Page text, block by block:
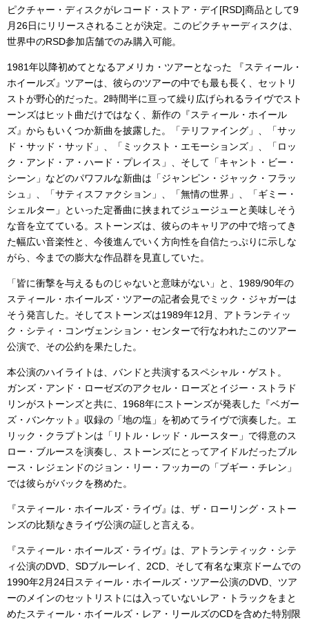
ピクチャー・ディスクがレコード・ストア・デイ[RSD]商品として9
月26日にリリースされることが決定。このピクチャーディスクは、
世界中のRSD参加店舗でのみ購入可能。
1981年以降初めてとなるアメリカ・ツアーとなった 『スティール・
ホイールズ』ツアーは、彼らのツアーの中でも最も長く、セットリ
ストが野心的だった。2時間半に亘って繰り広げられるライヴでスト
ーンズはヒット曲だけではなく、新作の『スティール・ホイール
ズ』からもいくつか新曲を披露した。「テリファイング」、「サッ
ド・サッド・サッド」、「ミックスト・エモーションズ」、「ロッ
ク・アンド・ア・ハード・プレイス」、そして「キャント・ビー・
シーン」などのパワフルな新曲は「ジャンピン・ジャック・フラッ
シュ」、「サティスファクション」、「無情の世界」、「ギミー・
シェルター」といった定番曲に挟まれてジュージューと美味しそう
な音を立てている。ストーンズは、彼らのキャリアの中で培ってき
た幅広い音楽性と、今後進んでいく方向性を自信たっぷりに示しな
がら、今までの膨大な作品群を見直していた。
「皆に衝撃を与えるものじゃないと意味がない」と、1989/90年の
スティール・ホイールズ・ツアーの記者会見でミック・ジャガーは
そう発言した。そしてストーンズは1989年12月、アトランティッ
ク・シティ・コンヴェンション・センターで行なわれたこのツアー
公演で、その公約を果たした。
本公演のハイライトは、バンドと共演するスペシャル・ゲスト。
ガンズ・アンド・ローゼズのアクセル・ローズとイジー・ストラド
リンがストーンズと共に、1968年にストーンズが発表した『ベガー
ズ・バンケット』収録の「地の塩」を初めてライヴで演奏した。エ
リック・クラプトンは「リトル・レッド・ルースター」で得意のス
ロー・ブルースを演奏し、ストーンズにとってアイドルだったブル
ース・レジェンドのジョン・リー・フッカーの「ブギー・チレン」
では彼らがバックを務めた。
『スティール・ホイールズ・ライヴ』は、ザ・ローリング・ストー
ンズの比類なきライヴ公演の証しと言える。
『スティール・ホイールズ・ライヴ』は、アトランティック・シテ
ィ公演のDVD、SDブルーレイ、2CD、そして有名な東京ドームでの
1990年2月24日スティール・ホイールズ・ツアー公演のDVD、ツア
ーのメインのセットリストには入っていないレア・トラックをまと
めたスティール・ホイールズ・レア・リールズのCDを含めた特別限